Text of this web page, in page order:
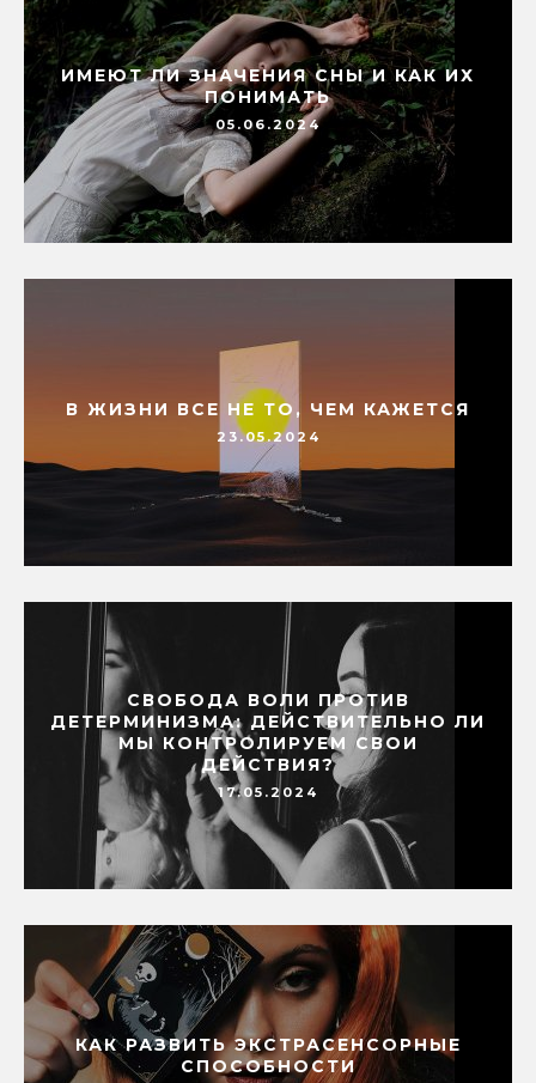
ИМЕЮТ ЛИ ЗНАЧЕНИЯ СНЫ И КАК ИХ
ПОНИМАТЬ
05.06.2024
В ЖИЗНИ ВСЕ НЕ ТО, ЧЕМ КАЖЕТСЯ
23.05.2024
СВОБОДА ВОЛИ ПРОТИВ
ДЕТЕРМИНИЗМА: ДЕЙСТВИТЕЛЬНО ЛИ
МЫ КОНТРОЛИРУЕМ СВОИ
ДЕЙСТВИЯ?
17.05.2024
КАК РАЗВИТЬ ЭКСТРАСЕНСОРНЫЕ
СПОСОБНОСТИ